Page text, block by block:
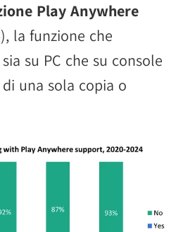
Play Anywhere
la funzione che
su PC che su console
una sola copia o